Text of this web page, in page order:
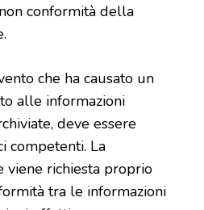
conformità della
che ha causato un
alle informazioni
deve essere
competenti. La
viene richiesta proprio
tra le informazioni